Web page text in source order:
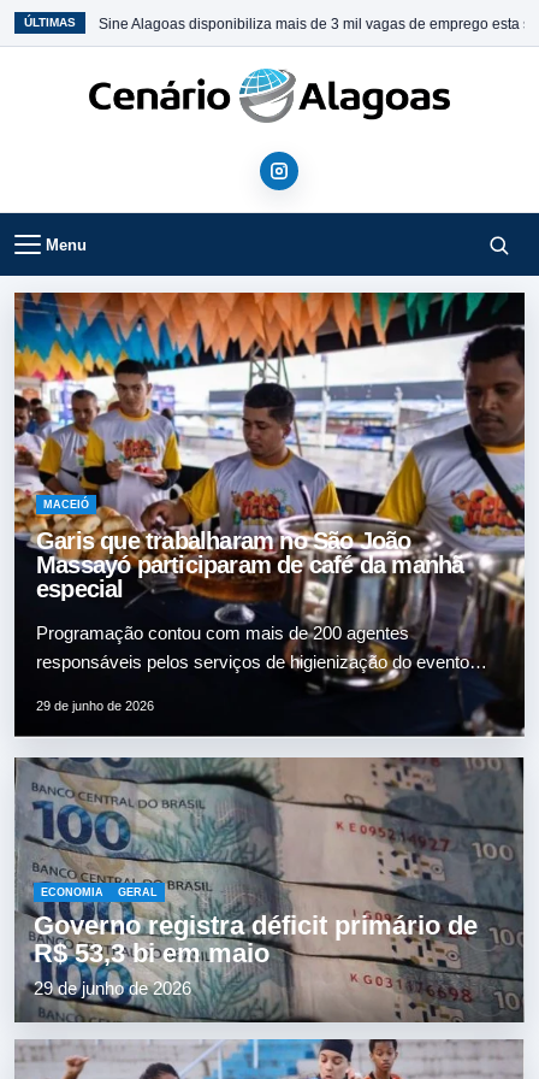
ÚLTIMAS
Alagoas disponibiliza mais de 3 mil vagas de emprego esta semana• Porto
Menu
MACEIÓ
Garis que trabalharam no São João
Massayó participaram de café da manhã
especial
Programação contou com mais de 200 agentes
responsáveis pelos serviços de higienização do evento
Após a última noite de shows do São João Massayó,…
29 de junho de 2026
ECONOMIA GERAL
Governo registra déficit primário de
R$ 53,3 bi em maio
29 de junho de 2026